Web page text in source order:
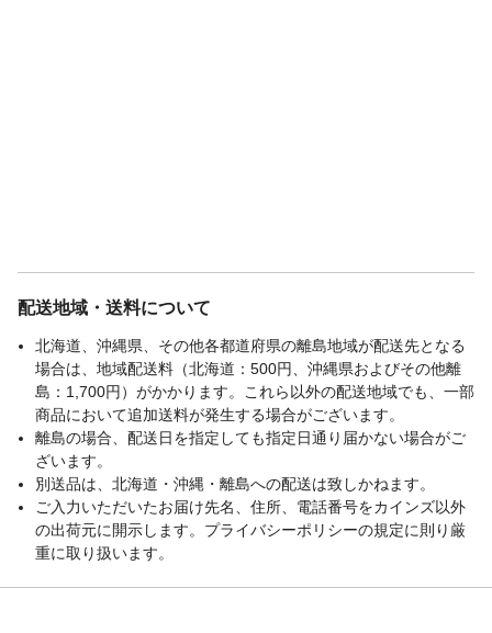
配送地域・送料について
北海道、沖縄県、その他各都道府県の離島地域が配送先となる
場合は、地域配送料（北海道：500円、沖縄県およびその他離
島：1,700円）がかかります。これら以外の配送地域でも、一部
商品において追加送料が発生する場合がございます。
離島の場合、配送日を指定しても指定日通り届かない場合がご
ざいます。
別送品は、北海道・沖縄・離島への配送は致しかねます。
ご入力いただいたお届け先名、住所、電話番号をカインズ以外
の出荷元に開示します。プライバシーポリシーの規定に則り厳
重に取り扱います。